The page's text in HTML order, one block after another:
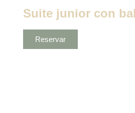
Suite junior con
Reservar